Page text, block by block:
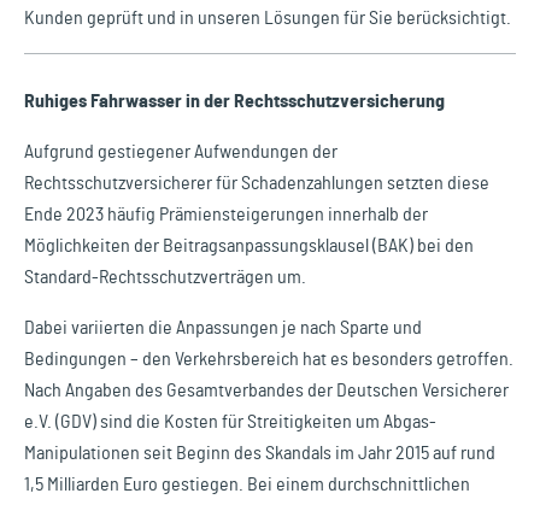
Kunden geprüft und in unseren Lösungen für Sie berücksichtigt.
Ruhiges Fahrwasser in der Rechtsschutzversicherung
Aufgrund gestiegener Aufwendungen der
Rechtsschutzversicherer für Schadenzahlungen setzten diese
Ende 2023 häufig Prämiensteigerungen innerhalb der
Möglichkeiten der Beitragsanpassungsklausel (BAK) bei den
Standard-Rechtsschutzverträgen um.
Dabei variierten die Anpassungen je nach Sparte und
Bedingungen – den Verkehrsbereich hat es besonders getroffen.
Nach Angaben des Gesamtverbandes der Deutschen Versicherer
e.V. (GDV) sind die Kosten für Streitigkeiten um Abgas-
Manipulationen seit Beginn des Skandals im Jahr 2015 auf rund
1,5 Milliarden Euro gestiegen. Bei einem durchschnittlichen